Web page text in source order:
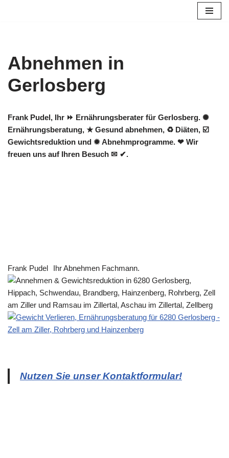
Abnehmen in
Gerlosberg
Frank Pudel, Ihr ⏩ Ernährungsberater für Gerlosberg. ✺
Ernährungsberatung, ★ Gesund abnehmen, ♻ Diäten, ☑️
Gewichtsreduktion und ✹ Abnehmprogramme. ❤ Wir
freuen uns auf Ihren Besuch ✉ ✔.
Frank Pudel Ihr Abnehmen Fachmann.
Nutzen Sie unser Kontaktformular!